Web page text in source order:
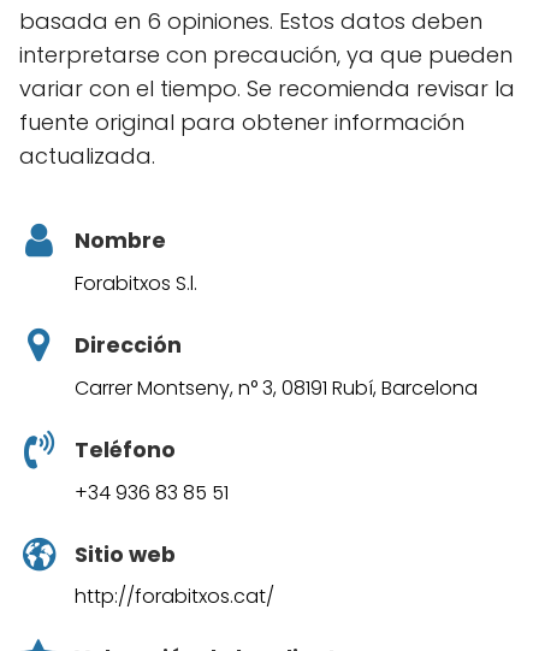
basada en 6 opiniones. Estos datos deben
interpretarse con precaución, ya que pueden
variar con el tiempo. Se recomienda revisar la
fuente original para obtener información
actualizada.
Nombre
Forabitxos S.l.
Dirección
Carrer Montseny, n° 3, 08191 Rubí, Barcelona
Teléfono
+34 936 83 85 51
Sitio web
http://forabitxos.cat/